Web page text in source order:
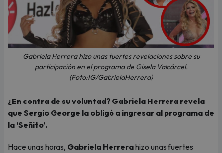
Gabriela Herrera hizo unas fuertes revelaciones sobre su
participación en el programa de Gisela Valcárcel.
(Foto:IG/GabrielaHerrera)
¿En contra de su voluntad? Gabriela Herrera revela
que Sergio George la obligó a ingresar al programa de
la ‘Señito’.
Hace unas horas, Gabriela Herrerahizo unas fuertes